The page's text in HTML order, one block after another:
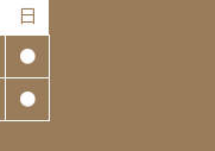
日
●
●